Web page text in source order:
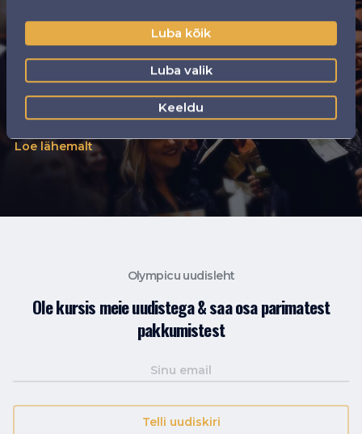
Luba kõik
Luba valik
Keeldu
oma uksed siin samas
Eestis!
Esimesel külastusel ootab Sind Olympic Casinos
Loe lähemalt
Olympicu uudisleht
Ole kursis meie uudistega & saa osa parimatest
pakkumistest
Telli uudiskiri